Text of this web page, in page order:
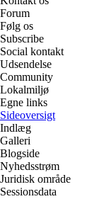
Forum
Følg os
Subscribe
Social kontakt
Udsendelse
Community
Lokalmiljø
Egne links
Sideoversigt
Indlæg
Galleri
Blogside
Nyhedsstrøm
Juridisk område
Sessionsdata